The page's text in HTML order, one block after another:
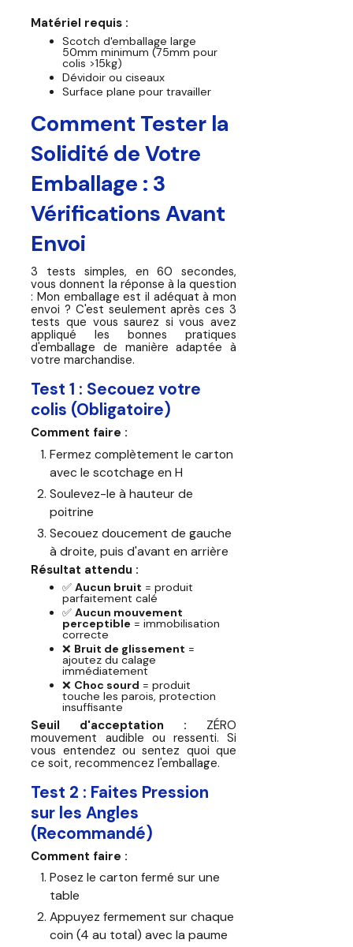
Matériel requis :
Scotch d'emballage large
50mm minimum (75mm pour
colis >15kg)
Dévidoir ou ciseaux
Surface plane pour travailler
Comment Tester la
Solidité de Votre
Emballage : 3
Vérifications Avant
Envoi
3 tests simples, en 60 secondes,
vous donnent la réponse à la question
: Mon emballage est il adéquat à mon
envoi ? C'est seulement après ces 3
tests que vous saurez si vous avez
appliqué les bonnes pratiques
d'emballage de manière adaptée à
votre marchandise.
Test 1 : Secouez votre
colis (Obligatoire)
Comment faire :
Fermez complètement le carton
avec le scotchage en H
Soulevez-le à hauteur de
poitrine
Secouez doucement de gauche
à droite, puis d'avant en arrière
Résultat attendu :
✅ Aucun bruit = produit
parfaitement calé
✅ Aucun mouvement
perceptible = immobilisation
correcte
❌ Bruit de glissement =
ajoutez du calage
immédiatement
❌ Choc sourd = produit
touche les parois, protection
insuffisante
Seuil d'acceptation : ZÉRO
mouvement audible ou ressenti. Si
vous entendez ou sentez quoi que
ce soit, recommencez l'emballage.
Test 2 : Faites Pression
sur les Angles
(Recommandé)
Comment faire :
Posez le carton fermé sur une
table
Appuyez fermement sur chaque
coin (4 au total) avec la paume